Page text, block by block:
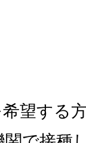
望する